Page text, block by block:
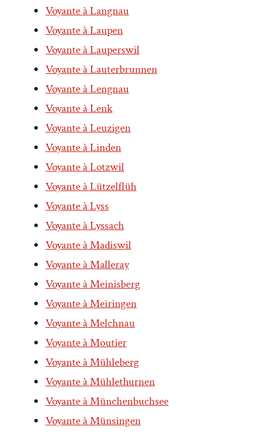
Voyante à Langnau
Voyante à Laupen
Voyante à Lauperswil
Voyante à Lauterbrunnen
Voyante à Lengnau
Voyante à Lenk
Voyante à Leuzigen
Voyante à Linden
Voyante à Lotzwil
Voyante à Lützelflüh
Voyante à Lyss
Voyante à Lyssach
Voyante à Madiswil
Voyante à Malleray
Voyante à Meinisberg
Voyante à Meiringen
Voyante à Melchnau
Voyante à Moutier
Voyante à Mühleberg
Voyante à Mühlethurnen
Voyante à Münchenbuchsee
Voyante à Münsingen